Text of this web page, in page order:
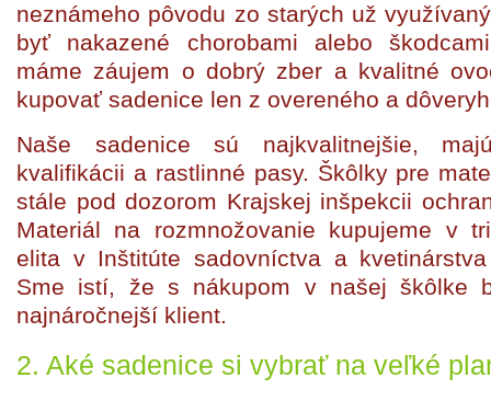
neznámeho pôvodu zo starých už
byť nakazené chorobami alebo
máme záujem o dobrý zber a kvalitné
kupovať sadenice len z overeného a
Naše sadenice sú najkvalitnejšie,
kvalifikácii a rastlinné pasy. Škôlky pre
stále pod dozorom Krajskej inšpekcii
Materiál na rozmnožovanie kupujeme v
elita v Inštitúte sadovníctva a
Sme istí, že s nákupom v našej škôlke
najnáročnejší klient.
2. Aké sadenice si vybrať na veľké